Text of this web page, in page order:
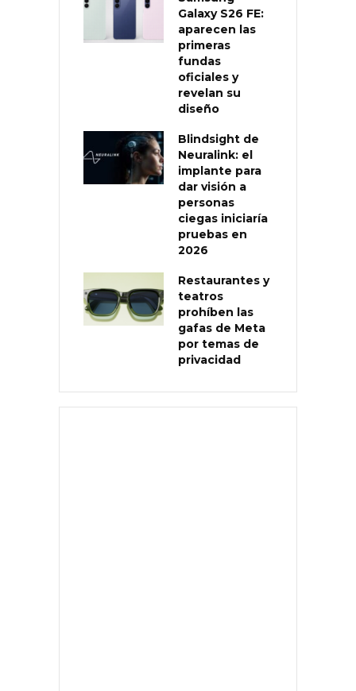
Galaxy S26 FE:
aparecen las
primeras
fundas
oficiales y
revelan su
diseño
Blindsight de
Neuralink: el
implante para
dar visión a
personas
ciegas iniciaría
pruebas en
2026
Restaurantes y
teatros
prohíben las
gafas de Meta
por temas de
privacidad